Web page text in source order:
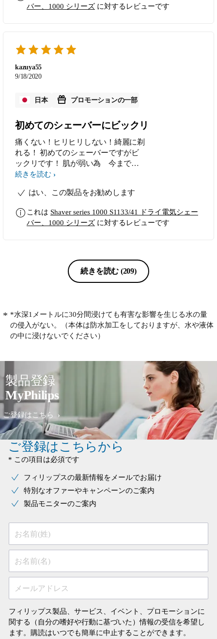
バー、1000 シリーズ に対するレビューです
kazuya55
9/18/2020
日本 プロモーションの一部
初めてのシェーバーにビックリ
痛くない！ヒリヒリしない！綺麗に剃
れる！ 初めてのシェーバーですがビ
ックリです！ 肌が弱い為 今まで毛
抜きを使用してましたが、やっと毛抜
るのが楽しい↑ 製品紹介通りの性能で
す！
続きを読む
はい、この製品をお勧めします
これは Shaver series 1000 S1133/41 ドライ電気シェー
バー、1000 シリーズ に対するレビューです
続きを読む (209)
*水深1メートルに30分間浸けても有害な影響を生じる水の量
の侵入がない。（本体は防水加工をしておりますが、水や液体
の中に浸けないでください）
製品登録
MyPhilips
ご登録はこちら
ご登録はこちらから
* この項目は必須です
フィリップスの最新情報をメールでお届け
特別なオファーやキャンペーンのご案内
製品モニターのご案内
お名前(姓)
お名前(名)
メールアドレス
フィリップス製品、サービス、イベント、プロモーションに
関する（自分の嗜好や行動に基づいた）情報の受信を希望し
ます。購読はいつでも簡単に中止することができます。